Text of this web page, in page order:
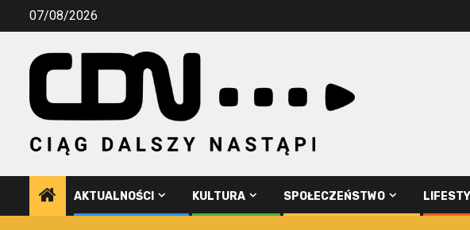
Przejdź07/08/2026
AKTUALNOŚCI KULTURA SPOŁECZEŃSTWO